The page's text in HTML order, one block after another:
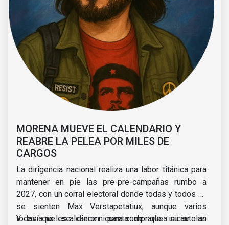
MORENA MUEVE EL CALENDARIO Y
REABRE LA PELEA POR MILES DE
CARGOS
La dirigencia nacional realiza una labor titánica para
mantener en pie las pre-pre-campañas rumbo a
2027, con un corral electoral donde todas y todos ya
se sienten Max Verstapetatiux, aunque varios
todavía no les alcance ni para comprarle a su auto un
Y es que se dieron cuenta de que iniciar las